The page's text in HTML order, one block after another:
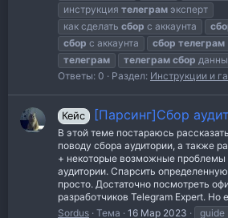
инструкция телеграм эксперт
как сделать сбор с аккаунта
сбор с аккаунта сбор телеграм
телеграм
телеграм сбор
Ответы: 0
Раздел: Инструкции и
Кейс [Парсинг]Сбор
В этой теме постараюсь
поводу сбора аудитории, а также
+ некоторые возможные проблемы
аудитории. Спарсить
просто. Достаточно посмотреть
разработчиков Telegram Expert. Но
Sordus Тема 16 Мар 2023 guide